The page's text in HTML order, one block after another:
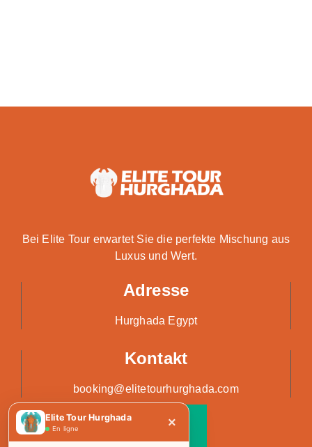
Elite Tour Hurghada
En ligne ×
Bei Elite Tour erwartet Sie die perfekte Mischung aus
Luxus und Wert.
Adresse
Hurghada Egypt
Kontakt
booking@elitetourhurghada.com